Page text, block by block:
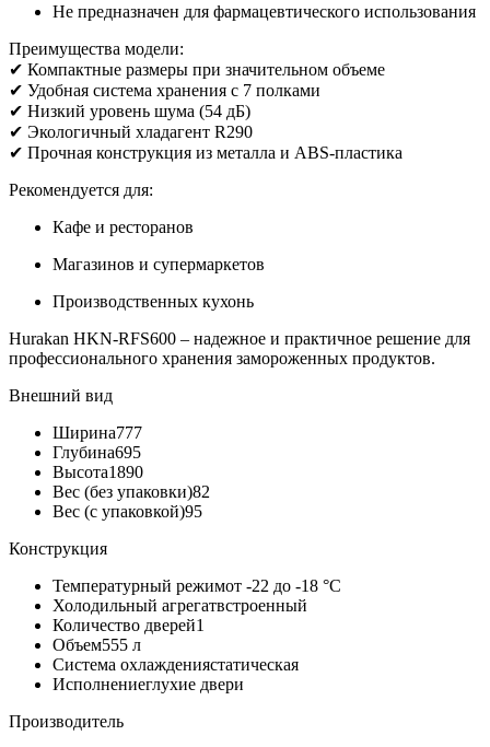
Не предназначен для фармацевтического использования
Преимущества модели:
✔ Компактные размеры при значительном объеме
✔ Удобная система хранения с 7 полками
✔ Низкий уровень шума (54 дБ)
✔ Экологичный хладагент R290
✔ Прочная конструкция из металла и ABS-пластика
Рекомендуется для:
Кафе и ресторанов
Магазинов и супермаркетов
Производственных кухонь
Hurakan HKN-RFS600 – надежное и практичное решение для
профессионального хранения замороженных продуктов.
Внешний вид
Ширина777
Глубина695
Высота1890
Вес (без упаковки)82
Вес (с упаковкой)95
Конструкция
Температурный режимот -22 до -18 °C
Холодильный агрегатвстроенный
Количество дверей1
Объем555 л
Система охлаждениястатическая
Исполнениеглухие двери
Производитель